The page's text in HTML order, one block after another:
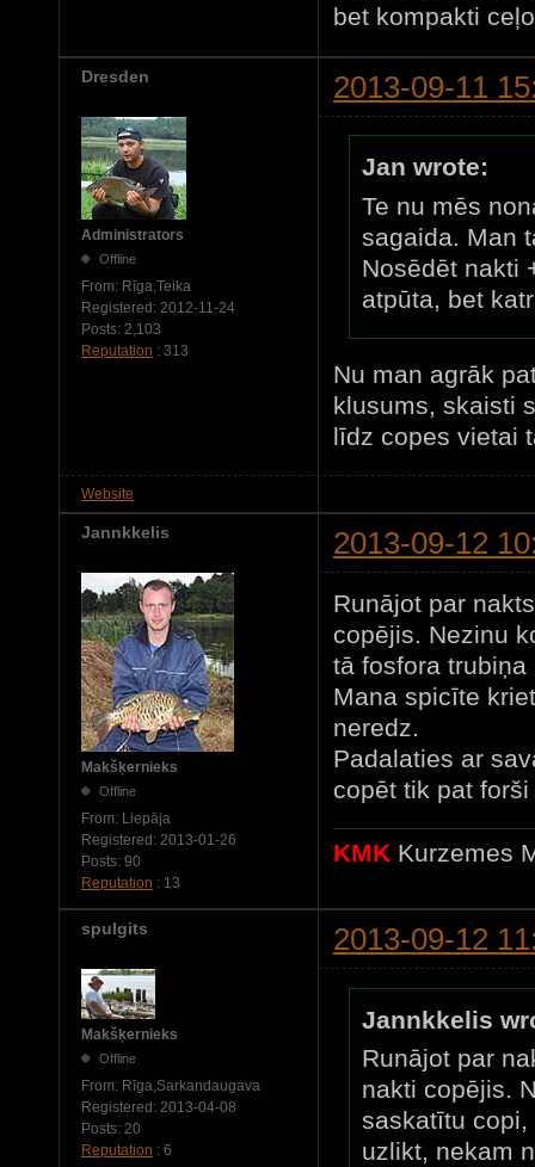
bet kompakti
Dresden 2013-09-11
Administrators
Offline
From: Rīga,Teika
Registered: 2012-11-24
Posts: 2,103
Reputation : 313
Jan wrote:
Te nu mēs
sagaida. Man
Nosēdēt nakti
atpūta, bet
Nu man agrāk
klusums, skaisti
līdz copes vietai
Website
Jannkkelis 2013-09-12
Makšķernieks
Offline
From: Liepāja
Registered: 2013-01-26
Posts: 90
Reputation : 13
Runājot par
copējis. Nezinu
tā fosfora
Mana spicīte
neredz.
Padalaties ar
copēt tik pat
KMK Kurzemes
spulgits 2013-09-12
Makšķernieks
Offline
From: Rīga,Sarkandaugava
Registered: 2013-04-08
Posts: 20
Reputation : 6
Jannkkelis
Runājot par
nakti copējis.
saskatītu
uzlikt, nekam